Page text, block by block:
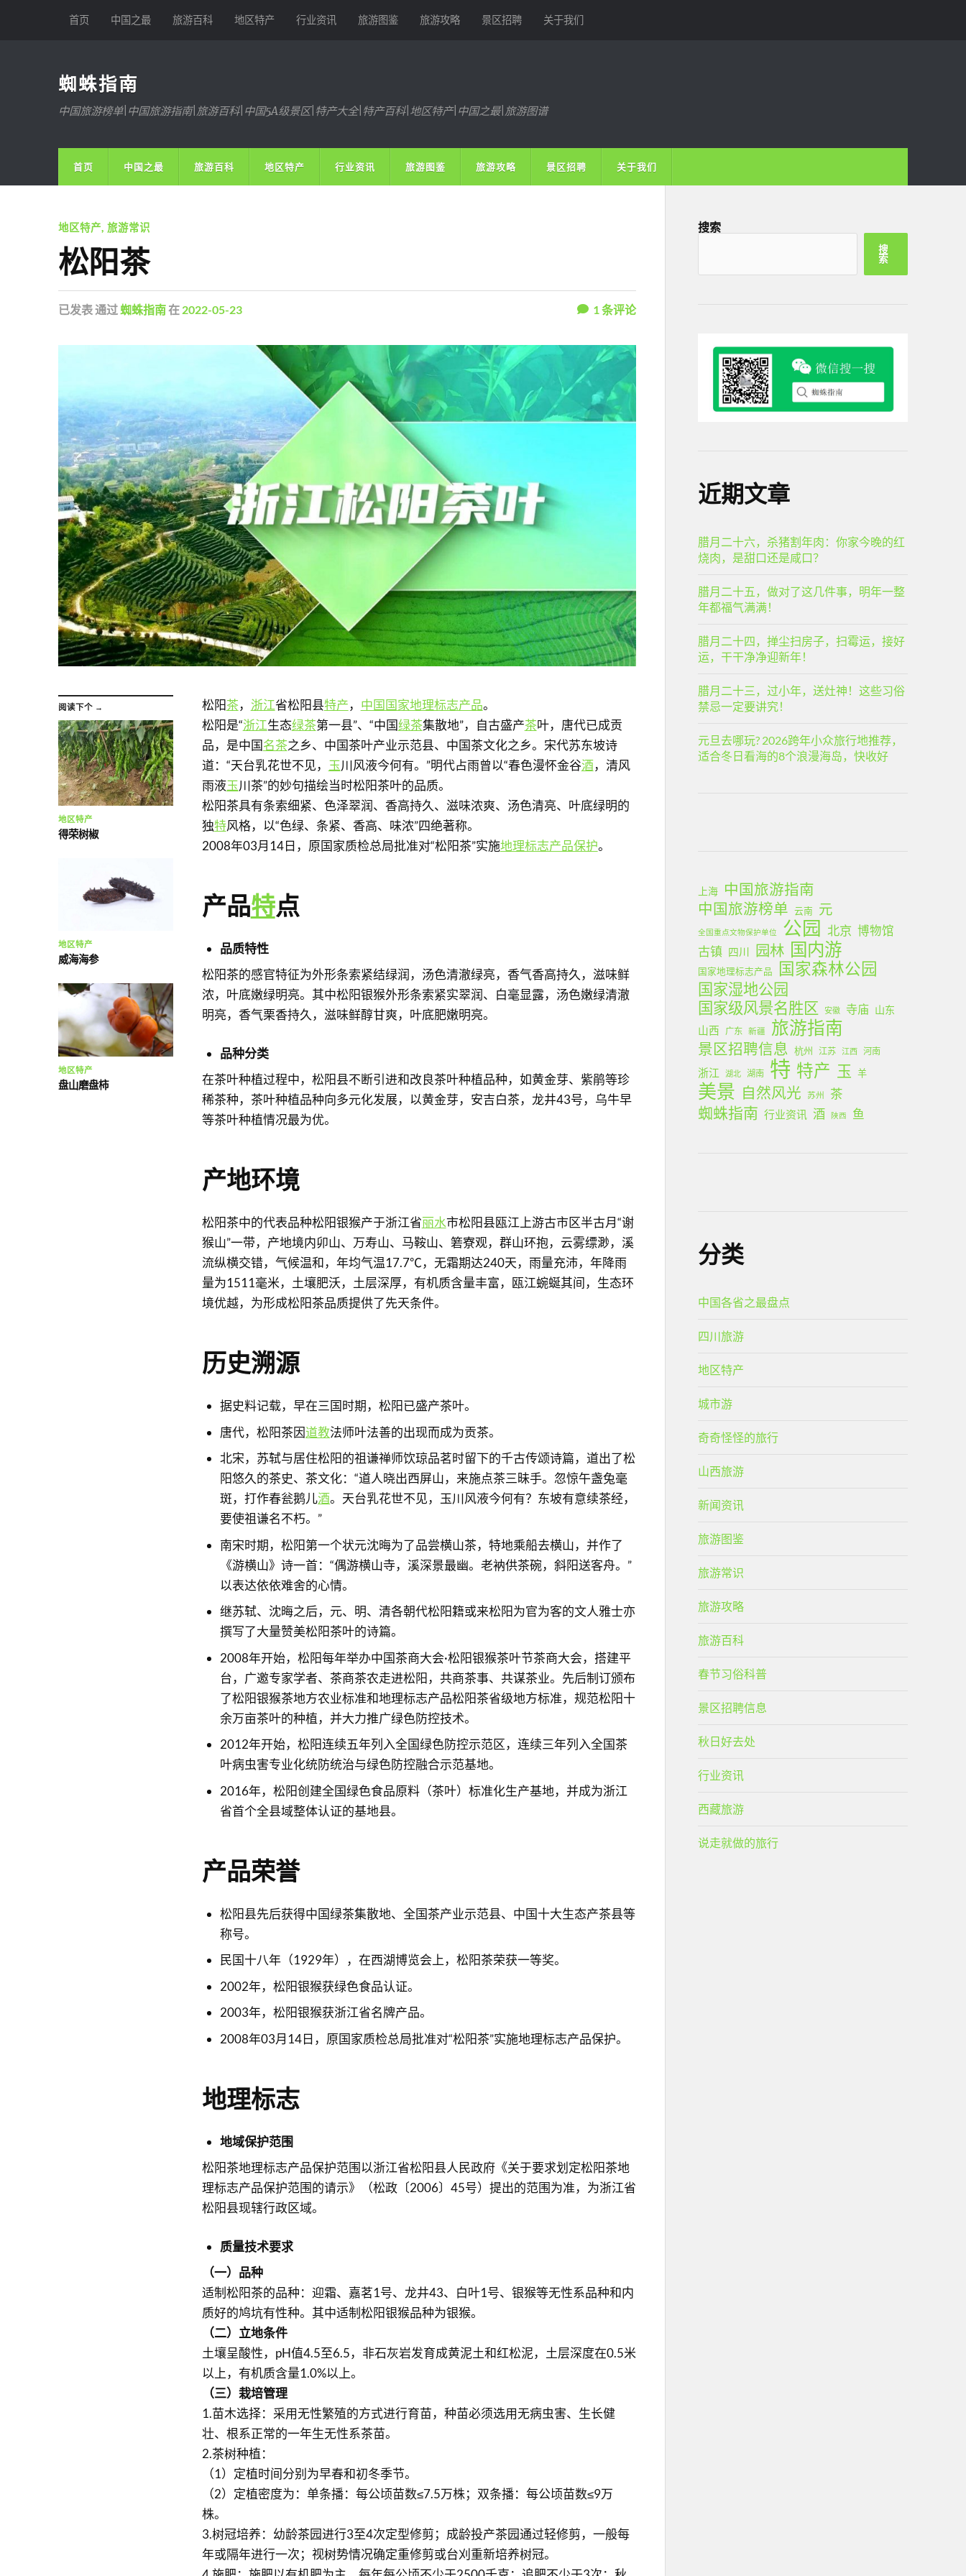
首页 中国之最 旅游百科 地区特产 行业资讯 旅游图鉴 旅游攻略 景区招聘 关于我们
蜘蛛指南
中国旅游榜单|中国旅游指南|旅游百科|中国5A级景区|特产大全|特产百科|地区特产|中国之最|旅游图谱
首页 中国之最 旅游百科 地区特产 行业资讯 旅游图鉴 旅游攻略 景区招聘 关于我们
地区特产, 旅游常识
松阳茶
已发表通过蜘蛛指南在 2022-05-23 1条评论
阅读下个 →
地区特产
得荣树椒
地区特产
威海海参
地区特产
盘山磨盘柿
松阳茶， 浙江省松阳县特产， 中国国家地理标志产品。
松阳是“浙江生态绿茶第一县”、“中国绿茶集散地”，自古盛产茶叶，唐代已成贡
品，是中国名茶之乡、中国茶叶产业示范县、中国茶文化之乡。宋代苏东坡诗
道：“天台乳花世不见， 玉川风液今何有。”明代占雨曾以“春色漫怀金谷酒，清风
雨液玉川茶”的妙句描绘当时松阳茶叶的品质。
松阳茶具有条索细紧、色泽翠润、香高持久、滋味浓爽、汤色清亮、叶底绿明的
独特风格，以“色绿、条紧、香高、味浓”四绝著称。
2008年03月14日，原国家质检总局批准对“松阳茶”实施地理标志产品保护。
产品特点
品质特性
松阳茶的感官特征为外形条索紧结绿润，汤色清澈绿亮，香气香高持久，滋味鲜
浓，叶底嫩绿明亮。其中松阳银猴外形条索紧实翠润、白毫显露，汤色嫩绿清澈
明亮，香气栗香持久，滋味鲜醇甘爽，叶底肥嫩明亮。
品种分类
在茶叶种植过程中，松阳县不断引进和改良茶叶种植品种，如黄金芽、紫鹃等珍
稀茶种，茶叶种植品种向多元化发展，以黄金芽，安吉白茶，龙井43号，乌牛早
等茶叶种植情况最为优。
产地环境
松阳茶中的代表品种松阳银猴产于浙江省丽水市松阳县瓯江上游古市区半古月“谢
猴山”一带，产地境内卯山、万寿山、马鞍山、箬寮观，群山环抱，云雾缥渺，溪
流纵横交错，气候温和，年均气温17.7℃，无霜期达240天，雨量充沛，年降雨
量为1511毫米，土壤肥沃，土层深厚，有机质含量丰富，瓯江蜿蜒其间，生态环
境优越，为形成松阳茶品质提供了先天条件。
历史溯源
据史料记载，早在三国时期，松阳已盛产茶叶。
唐代，松阳茶因道教法师叶法善的出现而成为贡茶。
北宋，苏轼与居住松阳的祖谦禅师饮琼品茗时留下的千古传颂诗篇，道出了松
阳悠久的茶史、茶文化：“道人晓出西屏山，来施点茶三昧手。忽惊午盏兔毫
斑，打作春瓮鹅儿酒。天台乳花世不见，玉川风液今何有？东坡有意续茶经，
要使祖谦名不朽。”
南宋时期，松阳第一个状元沈晦为了品尝横山茶，特地乘船去横山，并作了
《游横山》诗一首：“偶游横山寺，溪深景最幽。老衲供茶碗，斜阳送客舟。”
以表达依依难舍的心情。
继苏轼、沈晦之后，元、明、清各朝代松阳籍或来松阳为官为客的文人雅士亦
撰写了大量赞美松阳茶叶的诗篇。
2008年开始，松阳每年举办中国茶商大会·松阳银猴茶叶节茶商大会，搭建平
台，广邀专家学者、茶商茶农走进松阳，共商茶事、共谋茶业。先后制订颁布
了松阳银猴茶地方农业标准和地理标志产品松阳茶省级地方标准，规范松阳十
余万亩茶叶的种植，并大力推广绿色防控技术。
2012年开始，松阳连续五年列入全国绿色防控示范区，连续三年列入全国茶
叶病虫害专业化统防统治与绿色防控融合示范基地。
2016年，松阳创建全国绿色食品原料（茶叶）标准化生产基地，并成为浙江
省首个全县域整体认证的基地县。
产品荣誉
松阳县先后获得中国绿茶集散地、全国茶产业示范县、中国十大生态产茶县等
称号。
民国十八年（1929年），在西湖博览会上，松阳茶荣获一等奖。
2002年，松阳银猴获绿色食品认证。
2003年，松阳银猴获浙江省名牌产品。
2008年03月14日，原国家质检总局批准对“松阳茶”实施地理标志产品保护。
地理标志
地域保护范围
松阳茶地理标志产品保护范围以浙江省松阳县人民政府《关于要求划定松阳茶地
理标志产品保护范围的请示》（松政〔2006〕45号）提出的范围为准，为浙江省
松阳县现辖行政区域。
质量技术要求
（一）品种
适制松阳茶的品种：迎霜、嘉茗1号、龙井43、白叶1号、银猴等无性系品种和内
质好的鸠坑有性种。其中适制松阳银猴品种为银猴。
（二）立地条件
土壤呈酸性，pH值4.5至6.5，非石灰岩发育成黄泥土和红松泥，土层深度在0.5米
以上，有机质含量1.0%以上。
（三）栽培管理
1.苗木选择：采用无性繁殖的方式进行育苗，种苗必须选用无病虫害、生长健
壮、根系正常的一年生无性系茶苗。
2.茶树种植：
（1）定植时间分别为早春和初冬季节。
（2）定植密度为：单条播：每公顷苗数≤7.5万株；双条播：每公顷苗数≤9万
株。
3.树冠培养：幼龄茶园进行3至4次定型修剪；成龄投产茶园通过轻修剪，一般每
年或隔年进行一次；视树势情况确定重修剪或台刈重新培养树冠。
搜索
搜
索
近期文章
腊月二十六，杀猪割年肉：你家今晚的红
烧肉，是甜口还是咸口？
腊月二十五，做对了这几件事，明年一整
年都福气满满！
腊月二十四，掸尘扫房子，扫霉运，接好
运，干干净净迎新年！
腊月二十三，过小年，送灶神！这些习俗
禁忌一定要讲究！
元旦去哪玩? 2026跨年小众旅行地推荐，
适合冬日看海的8个浪漫海岛，快收好
上海
中国旅游指南
中国旅游榜单 云南 元
全国重点文物保护单位 公园 北京 博物馆
古镇 四川 园林 国内游
国家地理标志产品 国家森林公园
国家湿地公园
国家级风景名胜区
安徽 寺庙 山东
山西 广东 新疆 旅游指南
景区招聘信息 杭州 江苏 江西 河南
浙江 湖北 湖南 特 特产 玉 羊
美景 自然风光 苏州 茶
蜘蛛指南 行业资讯 酒 陕西 鱼
分类
中国各省之最盘点
四川旅游
地区特产
城市游
奇奇怪怪的旅行
山西旅游
新闻资讯
旅游图鉴
旅游常识
旅游攻略
旅游百科
春节习俗科普
景区招聘信息
秋日好去处
行业资讯
西藏旅游
说走就做的旅行